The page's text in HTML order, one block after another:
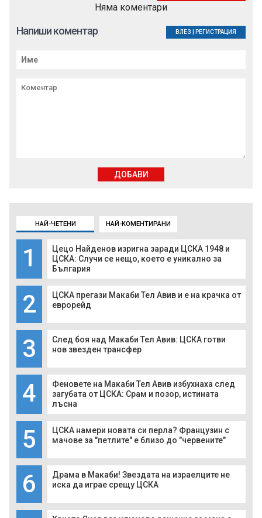
НАЙ-ЧЕТЕНИ НАЙ-КОМЕНТИРАНИ
1
Цецо Найденов изригна заради ЦСКА 1948 и
ЦСКА: Случи се нещо, което е уникално за
България
2
ЦСКА прегази Макаби Тел Авив и е на крачка от
еврорейд
3
След боя над Макаби Тел Авив: ЦСКА готви
нов звезден трансфер
4
Феновете на Макаби Тел Авив избухнаха след
загубата от ЦСКА: Срам и позор, истината
лъсна
5
ЦСКА намери новата си перла? Французин с
мачове за "петлите" е близо до "червените"
6
Драма в Макаби! Звездата на израелците не
иска да играе срещу ЦСКА
Няма коментари
Напиши коментар ВЛЕЗ РЕГИСТРАЦИЯ
ДОБАВИ